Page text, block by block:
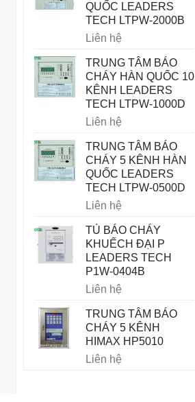
QUỐC LEADERS
TECH LTPW-2000B
Liên hệ
TRUNG TÂM BÁO
CHÁY HÀN QUỐC 10
KÊNH LEADERS
TECH LTPW-1000D
Liên hệ
TRUNG TÂM BÁO
CHÁY 5 KÊNH HÀN
QUỐC LEADERS
TECH LTPW-0500D
Liên hệ
TỦ BÁO CHÁY
KHUẾCH ĐẠI P
LEADERS TECH
P1W-0404B
Liên hệ
TRUNG TÂM BÁO
CHÁY 5 KÊNH
HIMAX HP5010
Liên hệ